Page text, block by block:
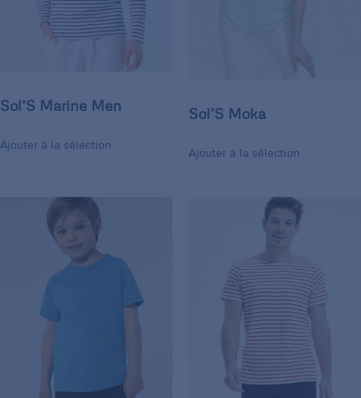
Sol’S Marine Men
Ajouter à la sélection
Sol’S Moka
Ajouter à la sélection